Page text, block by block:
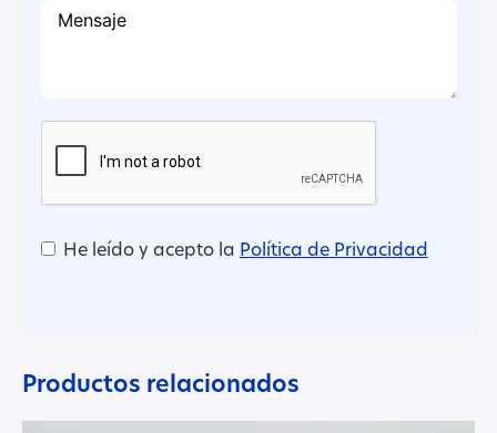
He leído y acepto la Política de Privacidad
Productos relacionados